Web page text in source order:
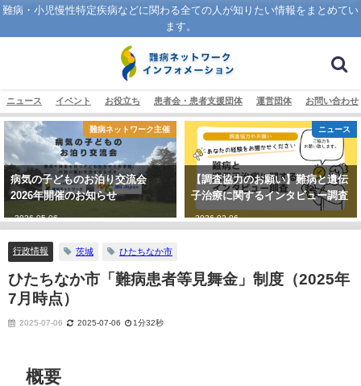
難病・小児慢性特定疾病などに関わる全ての人が知りたい情報をまとめてい
ます。
ニュース イベント お役立ち 患者会・患者支援団体 運営団体 お問い合わせ
難病ネットワーク主催
病気の子どものお泊り交流会
2026年開催のお知らせ
2026-05-06
ニュース
【調査協力のお願い】難病と遺伝
子治療に関するインタビュー調査
2026-02-06
行政情報 茨城 ひたちなか市
ひたちなか市「難病患者等見舞金」制度（2025年
7月時点）
2025-07-06 2025-07-06 1分32秒
概要